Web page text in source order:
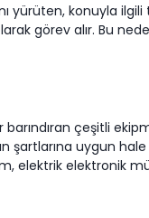
yürüten, konuyla
görev alır. Bu
çeşitli
şartlarına uygun
elektrik elektronik